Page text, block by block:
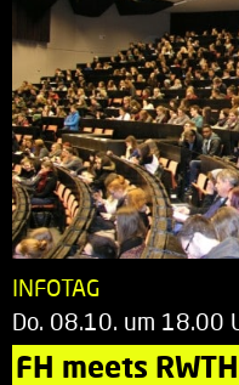
INFOTAG
Do. 08.10. um 18.00
FH meets